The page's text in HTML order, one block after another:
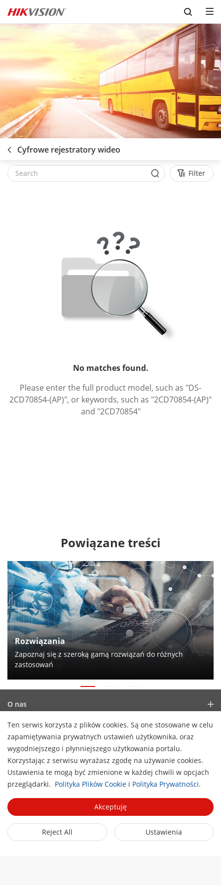
Skip to content
Cyfrowe rejestratory wideo
Filter
No matches found.
Please enter the full product model, such as "DS-
2CD70854-(AP)", or keywords, such as "2CD70854-(AP)"
and "2CD70854"
Powiązane treści
Rozwiązania
Zapoznaj się z szeroką gamą rozwiązań do różnych
zastosowań
Ten serwis korzysta z plików cookies. Są one stosowane w celu
zapamiętywania prywatnych ustawień użytkownika, oraz
wygodniejszego i płynniejszego użytkowania portalu.
Korzystając z serwisu wyrażasz zgodę na używanie cookies.
Ustawienia te mogą być zmienione w każdej chwili w opcjach
przeglądarki. Polityka Plików Cookie i Polityka Prywatności.
Akceptuję
Reject All Ustawienia
O nas
Profil firmy
Raport finansowy
Cyberbezpieczeństwo
Zasady zgodności
Zrównoważony rozwój
Koncentracja na jakości
Skontaktuj się z nami
Kariera
Newsroom
Blog
Aktualności
Success Stories
HikSnap
Biblioteka wideo
Partnerzy
Hik-Partner Pro
Znajdź autoryzowanego dystrybutora
Znajdź partnera technologicznego
Hikvision Embedded Open Platform
Szybkie linki
Technologie AIoT
Gdzie kupić?
eLearning Hikvision
Skontaktuj się z nami